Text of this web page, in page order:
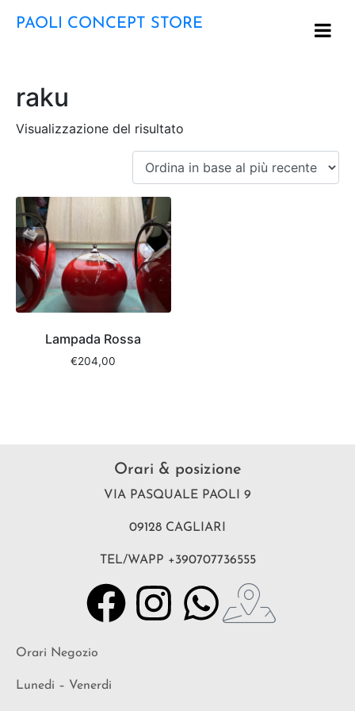
PAOLI CONCEPT STORE
raku
Visualizzazione del risultato
Lampada Rossa
€204,00
Orari & posizione
VIA PASQUALE PAOLI 9
09128 CAGLIARI
TEL/WAPP +390707736555
Orari Negozio
Lunedi – Venerdi